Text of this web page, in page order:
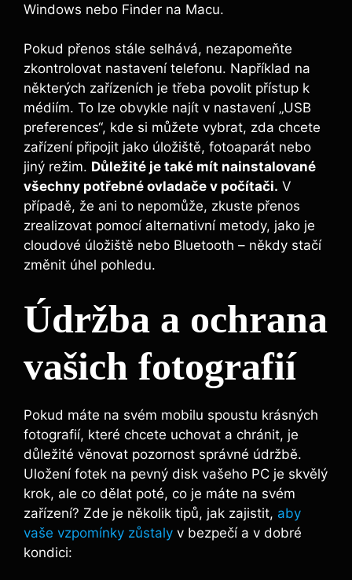
Windows nebo Finder na Macu.
Pokud přenos stále selhává, nezapomeňte
zkontrolovat nastavení telefonu. Například na
některých zařízeních je třeba povolit přístup k
médiím. To lze obvykle najít v nastavení „USB
preferences“, kde si můžete vybrat, zda chcete
zařízení připojit jako úložiště, fotoaparát nebo
jiný režim. Důležité je také mít nainstalované
všechny potřebné ovladače v počítači. V
případě, že ani to nepomůže, zkuste přenos
zrealizovat pomocí alternativní metody, jako je
cloudové úložiště nebo Bluetooth – někdy stačí
změnit úhel pohledu.
Údržba a ochrana
vašich fotografií
Pokud máte na svém mobilu spoustu krásných
fotografií, které chcete uchovat a chránit, je
důležité věnovat pozornost správné údržbě.
Uložení fotek na pevný disk vašeho PC je skvělý
krok, ale co dělat poté, co je máte na svém
zařízení? Zde je několik tipů, jak zajistit, aby
vaše vzpomínky zůstaly v bezpečí a v dobré
kondici: